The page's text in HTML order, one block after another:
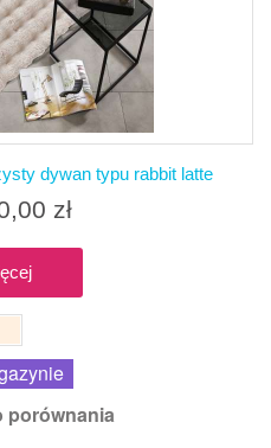
dywan typu rabbit latte
zł
porównania